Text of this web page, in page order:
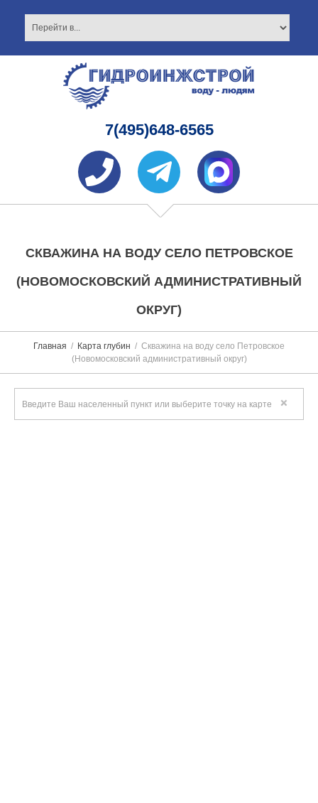
7(495)648-6565
СКВАЖИНА НА ВОДУ СЕЛО ПЕТРОВСКОЕ
(НОВОМОСКОВСКИЙ АДМИНИСТРАТИВНЫЙ
ОКРУГ)
Главная Карта глубин
Скважина на воду село Петровское
(Новомосковский административный округ)